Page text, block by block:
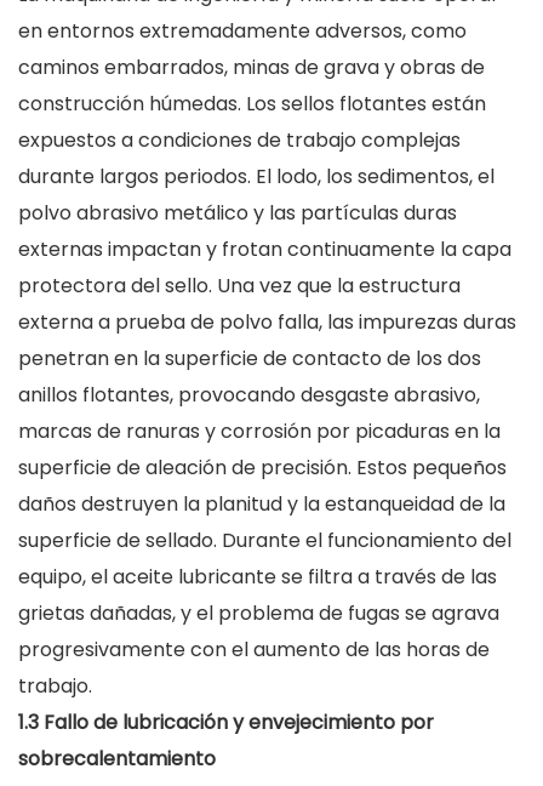
en entornos extremadamente adversos, como
caminos embarrados, minas de grava y obras de
construcción húmedas. Los sellos flotantes están
expuestos a condiciones de trabajo complejas
durante largos periodos. El lodo, los sedimentos, el
polvo abrasivo metálico y las partículas duras
externas impactan y frotan continuamente la capa
protectora del sello. Una vez que la estructura
externa a prueba de polvo falla, las impurezas duras
penetran en la superficie de contacto de los dos
anillos flotantes, provocando desgaste abrasivo,
marcas de ranuras y corrosión por picaduras en la
superficie de aleación de precisión. Estos pequeños
daños destruyen la planitud y la estanqueidad de la
superficie de sellado. Durante el funcionamiento del
equipo, el aceite lubricante se filtra a través de las
grietas dañadas, y el problema de fugas se agrava
progresivamente con el aumento de las horas de
trabajo.
1.3 Fallo de lubricación y envejecimiento por
sobrecalentamiento